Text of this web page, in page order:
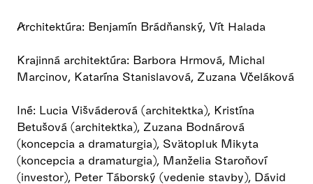
Architektúra: Benjamín Brádňanský, Vít Halada
Krajinná architektúra: Barbora Hrmová, Michal
Marcinov, Katarína Stanislavová, Zuzana Včeláková
Iné: Lucia Višváderová (architektka), Kristína
Betušová (architektka), Zuzana Bodnárová
(koncepcia a dramaturgia), Svätopluk Mikyta
(koncepcia a dramaturgia), Manželia Staroňoví
(investor), Peter Táborský (vedenie stavby), Dávid